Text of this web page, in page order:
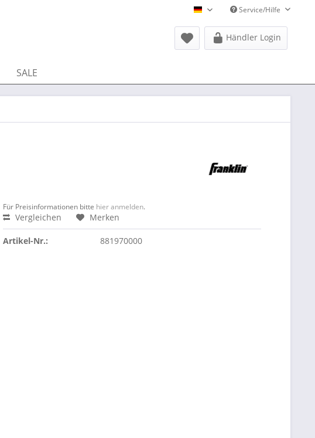
Donausports Deutsch
Service/Hilfe
Händler Login
SALE
Für Preisinformationen bitte hier anmelden.
Vergleichen Merken
Artikel-Nr.: 881970000